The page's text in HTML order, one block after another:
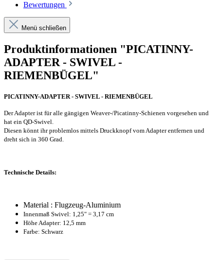
Bewertungen
Menü schließen
Produktinformationen "PICATINNY-
ADAPTER - SWIVEL -
RIEMENBÜGEL"
PICATINNY-ADAPTER - SWIVEL - RIEMENBÜGEL
Der Adapter ist für alle gängigen Weaver-/Picatinny-Schienen vorgesehen und
hat ein QD-Swivel.
Diesen könnt ihr problemlos mittels Druckknopf vom Adapter entfernen und
dreht sich in 360 Grad.
Technische Details:
Material : Flugzeug-Aluminium
Innenmaß Swivel: 1,25" = 3,17 cm
Höhe Adapter: 12,5 mm
Farbe: Schwarz